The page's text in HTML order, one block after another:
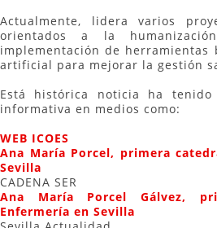
Actualmente, lidera varios
orientados a la
implementación de herramientas
artificial para mejorar la gestión
Está histórica noticia ha
informativa en medios como:
WEB ICOES
Ana María Porcel, primera
Sevilla
CADENA SER
Ana María Porcel Gálvez,
Enfermería en Sevilla